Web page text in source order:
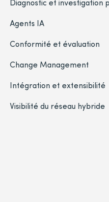
Diagnostic et investigation
Agents IA
Conformité et évaluation
Change Management
Intégration et extensibilité
Visibilité du réseau hybride